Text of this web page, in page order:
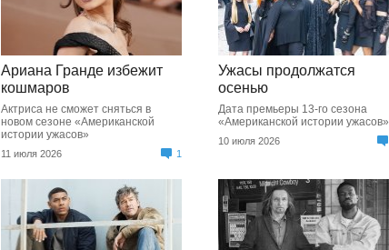
Ариана Гранде избежит
кошмаров
Актриса не сможет сняться в
новом сезоне «Американской
истории ужасов»
11 июля 2026 1
Ужасы продолжатся
осенью
Дата премьеры 13-го сезона
«Американской истории ужасов»
10 июля 2026